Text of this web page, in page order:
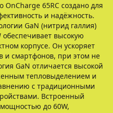
OnCharge 65RC создано для
и надёжность.
GaN (нитрид галлия)
высокую
корпусе. Он ускоряет
и смартфонов, при этом не
GaN отличается высокой
тепловыделением и
с традиционными
Встроенный
мощностью до 60W,